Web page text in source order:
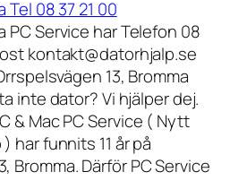
Tel 08 37 21 00
PC Service har Telefon 08
kontakt@datorhjalp.se
13, Bromma
inte dator? Vi hjälper dej.
& Mac PC Service ( Nytt
har funnits 11 år på
Bromma. Därför PC Service